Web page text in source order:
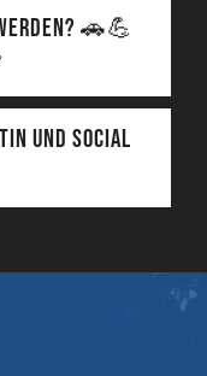
🚗💪
und Social